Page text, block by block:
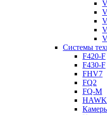
Системы
F420-F
F430-F
FHV7
FQ2
FQ-M